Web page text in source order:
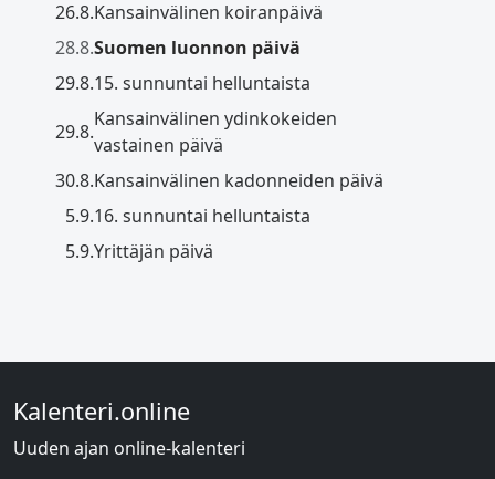
26.8.Kansainvälinen koiranpäivä
28.8.Suomen luonnon päivä
29.8.15. sunnuntai helluntaista
29.8.
Kansainvälinen ydinkokeiden
vastainen päivä
30.8.Kansainvälinen kadonneiden päivä
5.9.16. sunnuntai helluntaista
5.9.Yrittäjän päivä
Kalenteri.online
Uuden ajan online-kalenteri